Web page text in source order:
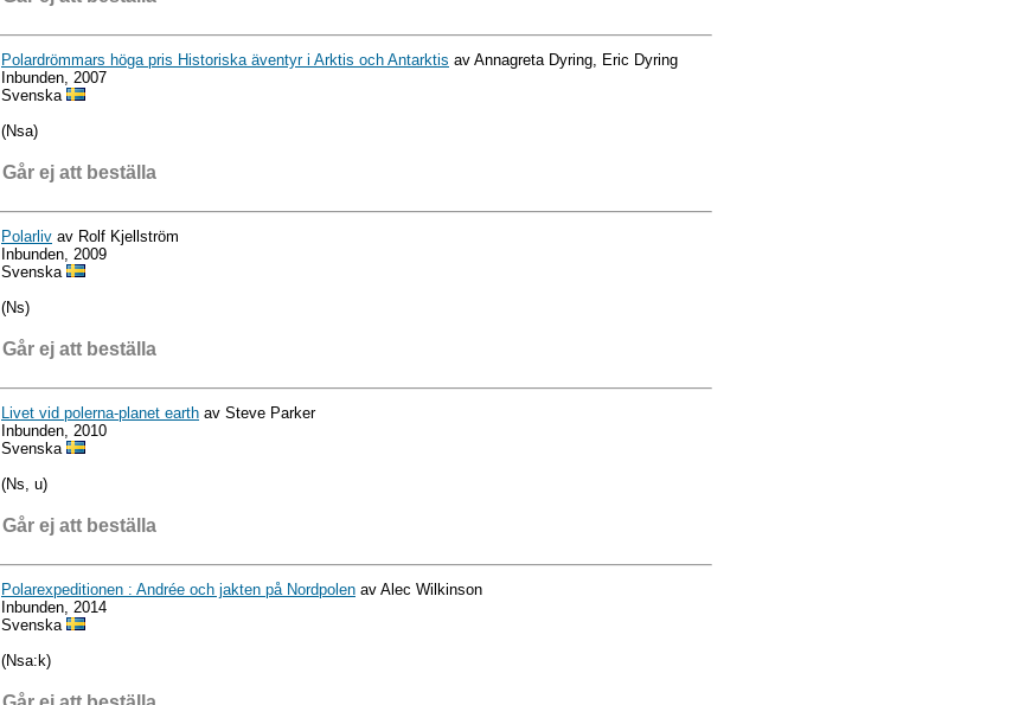
Polardrömmars höga pris Historiska äventyr i Arktis och Antarktis av Annagreta Dyring, Eric Dyring
Inbunden, 2007
Svenska
(Nsa)
Går ej att beställa
Polarliv av Rolf Kjellström
Inbunden, 2009
Svenska
(Ns)
Går ej att beställa
Livet vid polerna-planet earth av Steve Parker
Inbunden, 2010
Svenska
(Ns, u)
Går ej att beställa
Polarexpeditionen : Andrée och jakten på Nordpolen av Alec Wilkinson
Inbunden, 2014
Svenska
(Nsa:k)